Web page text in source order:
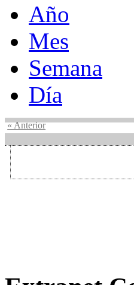
Año
Mes
Semana
Día
« Anterior